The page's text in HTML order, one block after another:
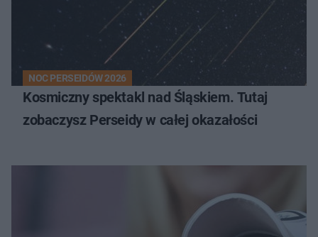
NOC PERSEIDÓW 2026
Kosmiczny spektakl nad Śląskiem. Tutaj
zobaczysz Perseidy w całej okazałości